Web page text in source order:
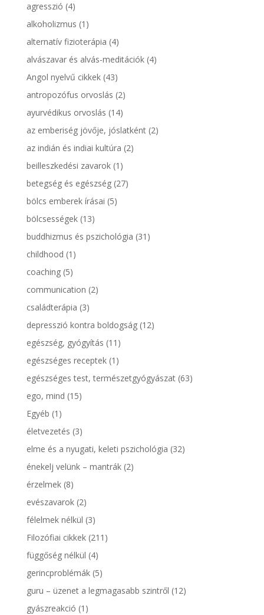
agresszió (4)
alkoholizmus (1)
alternatív fizioterápia (4)
alvászavar és alvás-meditációk(4)
Angol nyelvű cikkek(43)
antropozófus orvoslás (2)
ayurvédikus orvoslás (14)
az emberiség jövője, jóslatként(2)
az indián és indiai kultúra (2)
beilleszkedési zavarok(1)
betegség és egészség(27)
bölcs emberek írásai (5)
bölcsességek(13)
buddhizmus és pszichológia (31)
childhood (1)
coaching(5)
communication (2)
családterápia (3)
depresszió kontra boldogság(12)
egészség, gyógyítás (11)
egészséges receptek(1)
egészséges test, természetgyógyászat(63)
ego, mind (15)
Egyéb (1)
életvezetés (3)
elme és a nyugati, keleti pszichológia (32)
énekelj velünk – mantrák(2)
érzelmek(8)
evészavarok(2)
félelmek nélkül (3)
Filozófiai cikkek(211)
függőség nélkül (4)
gerincproblémák(5)
guru – üzenet a legmagasabb szintről (12)
gyászreakció (1)